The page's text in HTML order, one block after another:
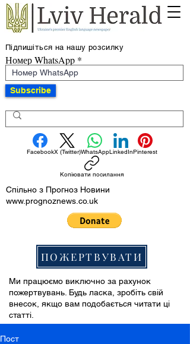
Підпишіться на нашу розсилку
Номер WhatsApp
Subscribe
FacebookX (Twitter)WhatsAppLinkedInPinterest
Копіювати посилання
Спільно з Прогноз Новини
www.prognoznews.co.uk
ПОЖЕРТВУВАТИ
Ми працюємо виключно за рахунок
пожертвувань. Будь ласка, зробіть свій
внесок, якщо вам подобається читати ці
статті.
Пост